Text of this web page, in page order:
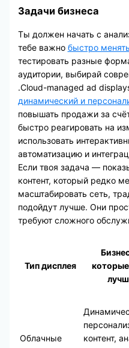
Задачи бизнеса
Ты должен начать с
тебе важно быстро
тестировать разные
аудитории, выбирай
.Cloud-managed ad
динамический и
повышать продажи за
быстро реагировать на
использовать
автоматизацию и
Если твоя задача —
контент, который редко
масштабировать сеть,
подойдут лучше. Они
требуют сложного
Тип дисплея
Облачные
контент,